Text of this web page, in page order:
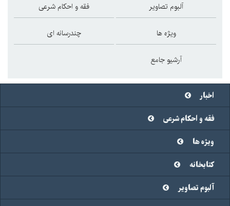
آلبوم تصاویر فقه و احکام شرعی
ویژه ها چندرسانه ای
آرشیو جامع
اخبار
فقه و احکام شرعی
ویژه ها
کتابخانه
آلبوم تصاویر